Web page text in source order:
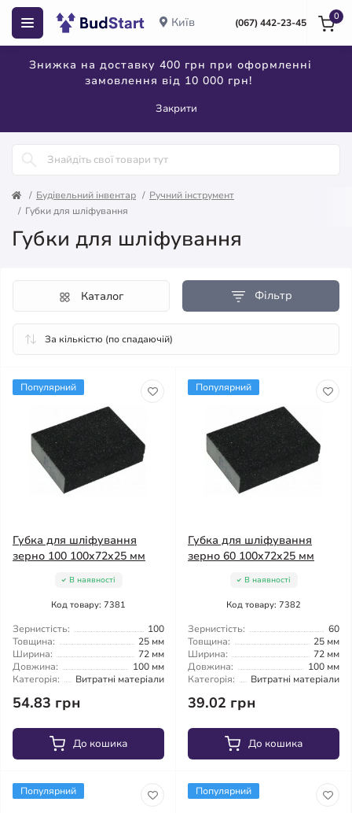
Київ (067) 442-23-45
Знижка на доставку 400 грн при оформленні
замовлення від 10 000 грн!
Закрити
0
Будівельний інвентар
Ручний інструмент
Губки для шліфування
Губки для шліфування
Фільтр
Каталог
Популярний
Губка для шліфування
зерно 100 100x72x25 мм
В наявності
Код товару: 7381
Зернистість:
100
Товщина:
25 мм
Ширина:
72 мм
Довжина:
100 мм
Категорія:
Витратні матеріали
54.83 грн
До кошика
Популярний
Губка для шліфування
зерно 60 100x72x25 мм
В наявності
Код товару: 7382
Зернистість:
60
Товщина:
25 мм
Ширина:
72 мм
Довжина:
100 мм
Категорія:
Витратні матеріали
39.02 грн
До кошика
Популярний Популярний